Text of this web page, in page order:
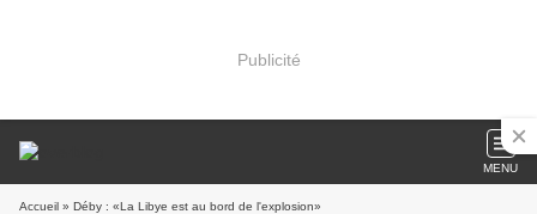
Publicité
MENU
Accueil » Déby : «La Libye est au bord de l'explosion»